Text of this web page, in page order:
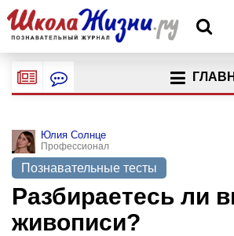
Юлия Солнце
Профессионал
Познавательные тесты
Разбираетесь ли
живописи?